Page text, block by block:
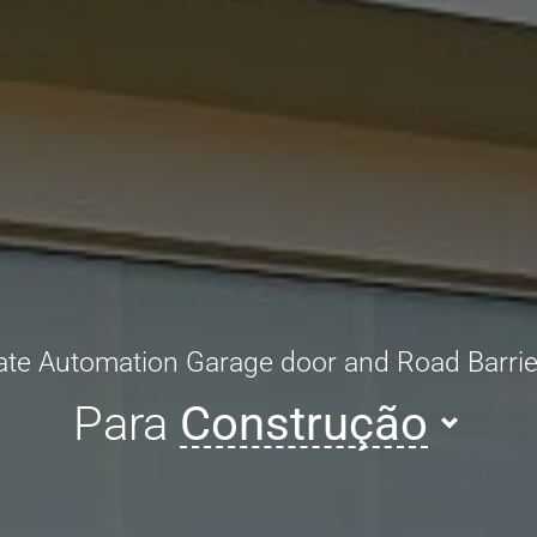
Automation Garage door and Road
Para Construção